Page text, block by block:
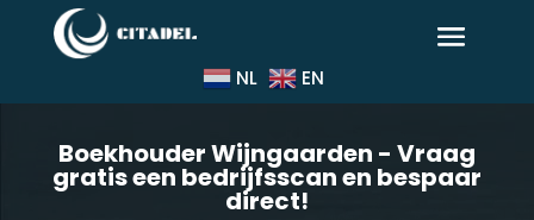
NL EN
Boekhouder Wijngaarden - Vraag
gratis een bedrijfsscan en bespaar
direct!